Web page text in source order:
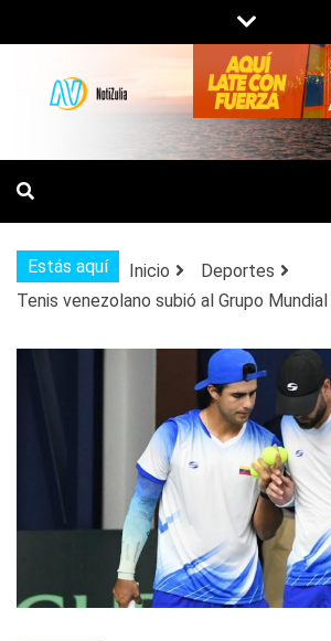
al
contenido
NOTICIAS DEL ZULIA,
DE INTERÉS
Estás aquí Inicio
Deportes
Tenis venezolano subió al Grupo